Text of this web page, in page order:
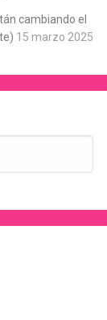
cambiando el
15 marzo 2025